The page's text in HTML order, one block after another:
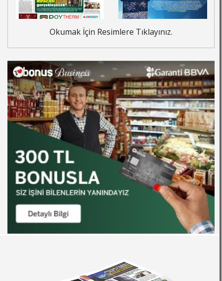
Okumak İçin Resimlere Tıklayınız.